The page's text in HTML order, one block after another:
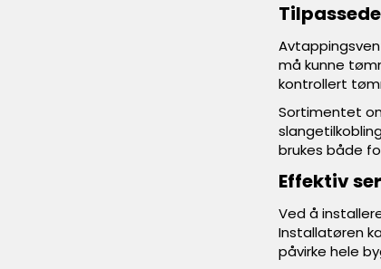
må kunne
kontrollert
Sortimentet
brukes både
Effektiv
Ved å
Installatøren
påvirke hele